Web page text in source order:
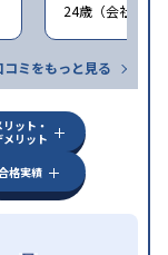
24歳（会社員<
コミをもっと見る
リット・
メリット
格実績